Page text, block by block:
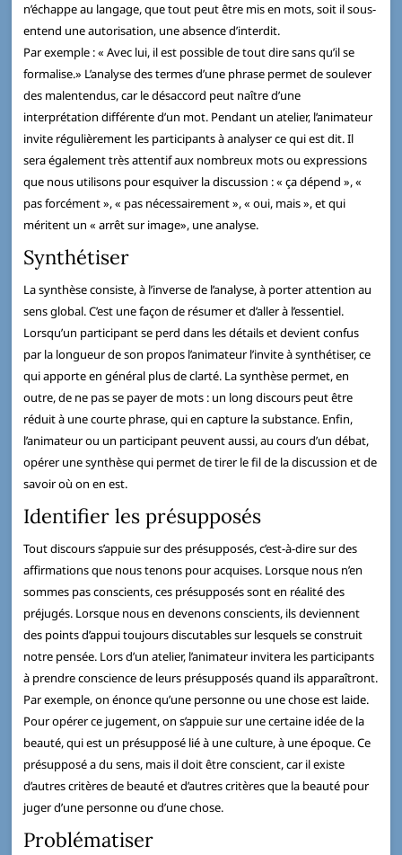
n’échappe au langage, que tout peut être mis en mots, soit il sous-
entend une autorisation, une absence d’interdit.
Par exemple : « Avec lui, il est possible de tout dire sans qu’il se
formalise.» L’analyse des termes d’une phrase permet de soulever
des malentendus, car le désaccord peut naître d’une
interprétation différente d’un mot. Pendant un atelier, l’animateur
invite régulièrement les participants à analyser ce qui est dit. Il
sera également très attentif aux nombreux mots ou expressions
que nous utilisons pour esquiver la discussion : « ça dépend », «
pas forcément », « pas nécessairement », « oui, mais », et qui
méritent un « arrêt sur image», une analyse.
Synthétiser
La synthèse consiste, à l’inverse de l’analyse, à porter attention au
sens global. C’est une façon de résumer et d’aller à l’essentiel.
Lorsqu’un participant se perd dans les détails et devient confus
par la longueur de son propos l’animateur l’invite à synthétiser, ce
qui apporte en général plus de clarté. La synthèse permet, en
outre, de ne pas se payer de mots : un long discours peut être
réduit à une courte phrase, qui en capture la substance. Enfin,
l’animateur ou un participant peuvent aussi, au cours d’un débat,
opérer une synthèse qui permet de tirer le fil de la discussion et de
savoir où on en est.
Identifier les présupposés
Tout discours s’appuie sur des présupposés, c’est-à-dire sur des
affirmations que nous tenons pour acquises. Lorsque nous n’en
sommes pas conscients, ces présupposés sont en réalité des
préjugés. Lorsque nous en devenons conscients, ils deviennent
des points d’appui toujours discutables sur lesquels se construit
notre pensée. Lors d’un atelier, l’animateur invitera les participants
à prendre conscience de leurs présupposés quand ils apparaîtront.
Par exemple, on énonce qu’une personne ou une chose est laide.
Pour opérer ce jugement, on s’appuie sur une certaine idée de la
beauté, qui est un présupposé lié à une culture, à une époque. Ce
présupposé a du sens, mais il doit être conscient, car il existe
d’autres critères de beauté et d’autres critères que la beauté pour
juger d’une personne ou d’une chose.
Problématiser